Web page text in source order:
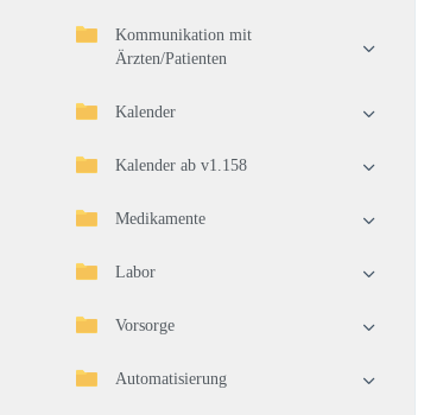
Kommunikation mit
Ärzten/Patienten
Kalender
Kalender ab v1.158
Medikamente
Labor
Vorsorge
Automatisierung